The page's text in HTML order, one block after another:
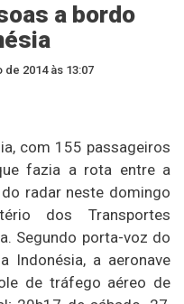
a bordo
2014 às 13:07
com 155 passageiros
fazia a rota entre a
radar neste domingo
dos Transportes
Segundo porta-voz do
Indonésia, a aeronave
de tráfego aéreo de